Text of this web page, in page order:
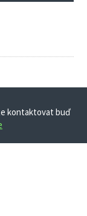
kontaktovat buď